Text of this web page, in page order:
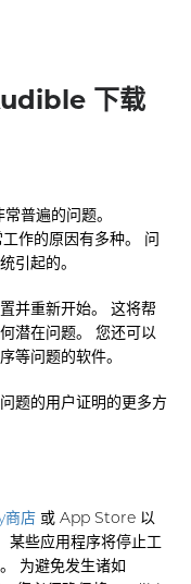
下载
普遍的问题。
作的原因有多种。 问
引起的。
并重新开始。 这将帮
潜在问题。 您还可以
等问题的软件。
题的用户证明的更多方
商店 或 App Store 以
些应用程序将停止工
为避免发生诸如